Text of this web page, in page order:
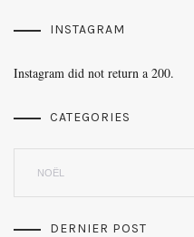
INSTAGRAM
Instagram did not return a 200.
CATEGORIES
DERNIER POST